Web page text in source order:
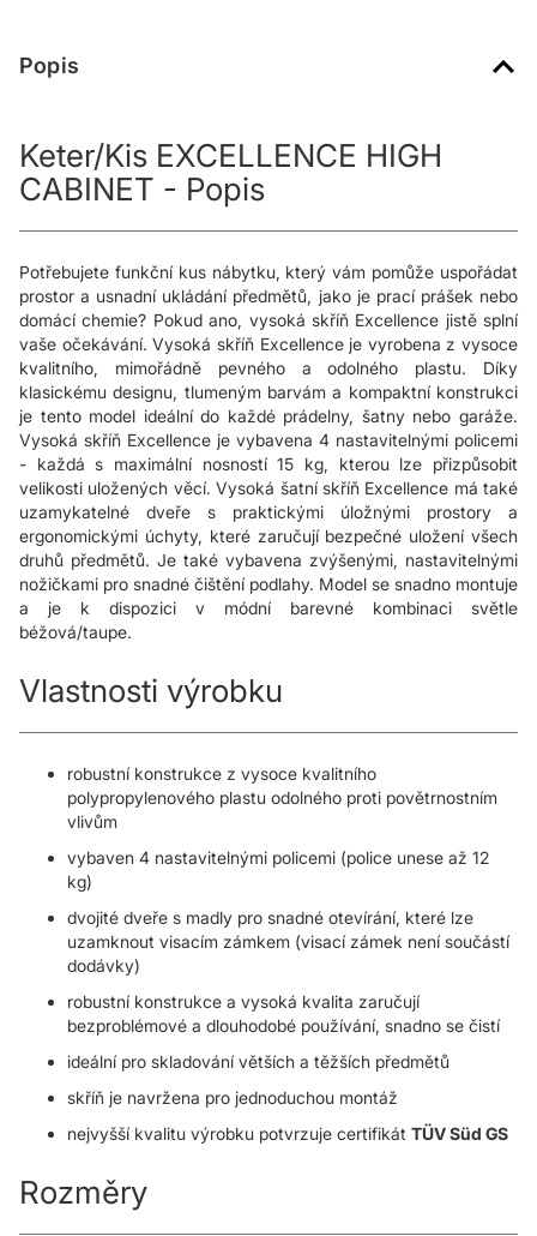
Popis
Keter/Kis EXCELLENCE HIGH
CABINET - Popis
Potřebujete funkční kus nábytku, který vám pomůže uspořádat
prostor a usnadní ukládání předmětů, jako je prací prášek nebo
domácí chemie? Pokud ano, vysoká skříň Excellence jistě splní
vaše očekávání. Vysoká skříň Excellence je vyrobena z vysoce
kvalitního, mimořádně pevného a odolného plastu. Díky
klasickému designu, tlumeným barvám a kompaktní konstrukci
je tento model ideální do každé prádelny, šatny nebo garáže.
Vysoká skříň Excellence je vybavena 4 nastavitelnými policemi
- každá s maximální nosností 15 kg, kterou lze přizpůsobit
velikosti uložených věcí. Vysoká šatní skříň Excellence má také
uzamykatelné dveře s praktickými úložnými prostory a
ergonomickými úchyty, které zaručují bezpečné uložení všech
druhů předmětů. Je také vybavena zvýšenými, nastavitelnými
nožičkami pro snadné čištění podlahy. Model se snadno montuje
a je k dispozici v módní barevné kombinaci světle
béžová/taupe.
Vlastnosti výrobku
robustní konstrukce z vysoce kvalitního
polypropylenového plastu odolného proti povětrnostním
vlivům
vybaven 4 nastavitelnými policemi (police unese až 12
kg)
dvojité dveře s madly pro snadné otevírání, které lze
uzamknout visacím zámkem (visací zámek není součástí
dodávky)
robustní konstrukce a vysoká kvalita zaručují
bezproblémové a dlouhodobé používání, snadno se čistí
ideální pro skladování větších a těžších předmětů
skříň je navržena pro jednoduchou montáž
nejvyšší kvalitu výrobku potvrzuje certifikát TÜV Süd GS
Rozměry